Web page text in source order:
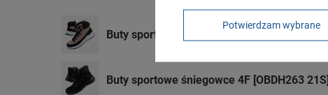
Buty sportowe 4F [OBDH252 56S] skóra PL
Buty sportowe śniegowce 4F [OBDH263 21S]
Potwierdzam wybrane